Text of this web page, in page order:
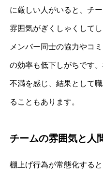
に厳しい人がいると、チ
雰囲気がぎくしゃくしてし
メンバー同士の協力やコ
の効率も低下しがちです
不満を感じ、結果として
ることもあります。
チームの雰囲気と人
棚上げ行為が常態化する